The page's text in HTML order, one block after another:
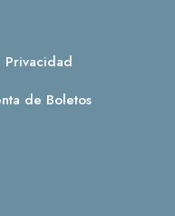
Privacidad
de Boletos